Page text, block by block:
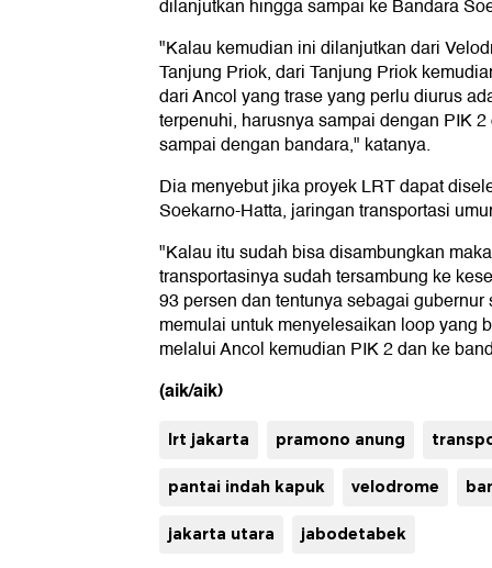
dilanjutkan hingga sampai ke Bandara
"Kalau kemudian ini dilanjutkan dari
Tanjung Priok, dari Tanjung Priok
dari Ancol yang trase yang perlu diurus
terpenuhi, harusnya sampai dengan PIK
sampai dengan bandara," katanya.
Dia menyebut jika proyek LRT dapat
Soekarno-Hatta, jaringan transportasi
"Kalau itu sudah bisa disambungkan
transportasinya sudah tersambung ke
93 persen dan tentunya sebagai
memulai untuk menyelesaikan loop yang
melalui Ancol kemudian PIK 2 dan ke
(aik/aik)
lrt jakarta pramono anung
pantai indah kapuk velodrome
jakarta utara jabodetabek